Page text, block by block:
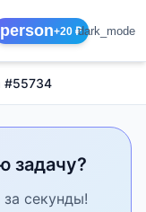
person+20 ₽dark_mode
#55734
задачу?
секунды!